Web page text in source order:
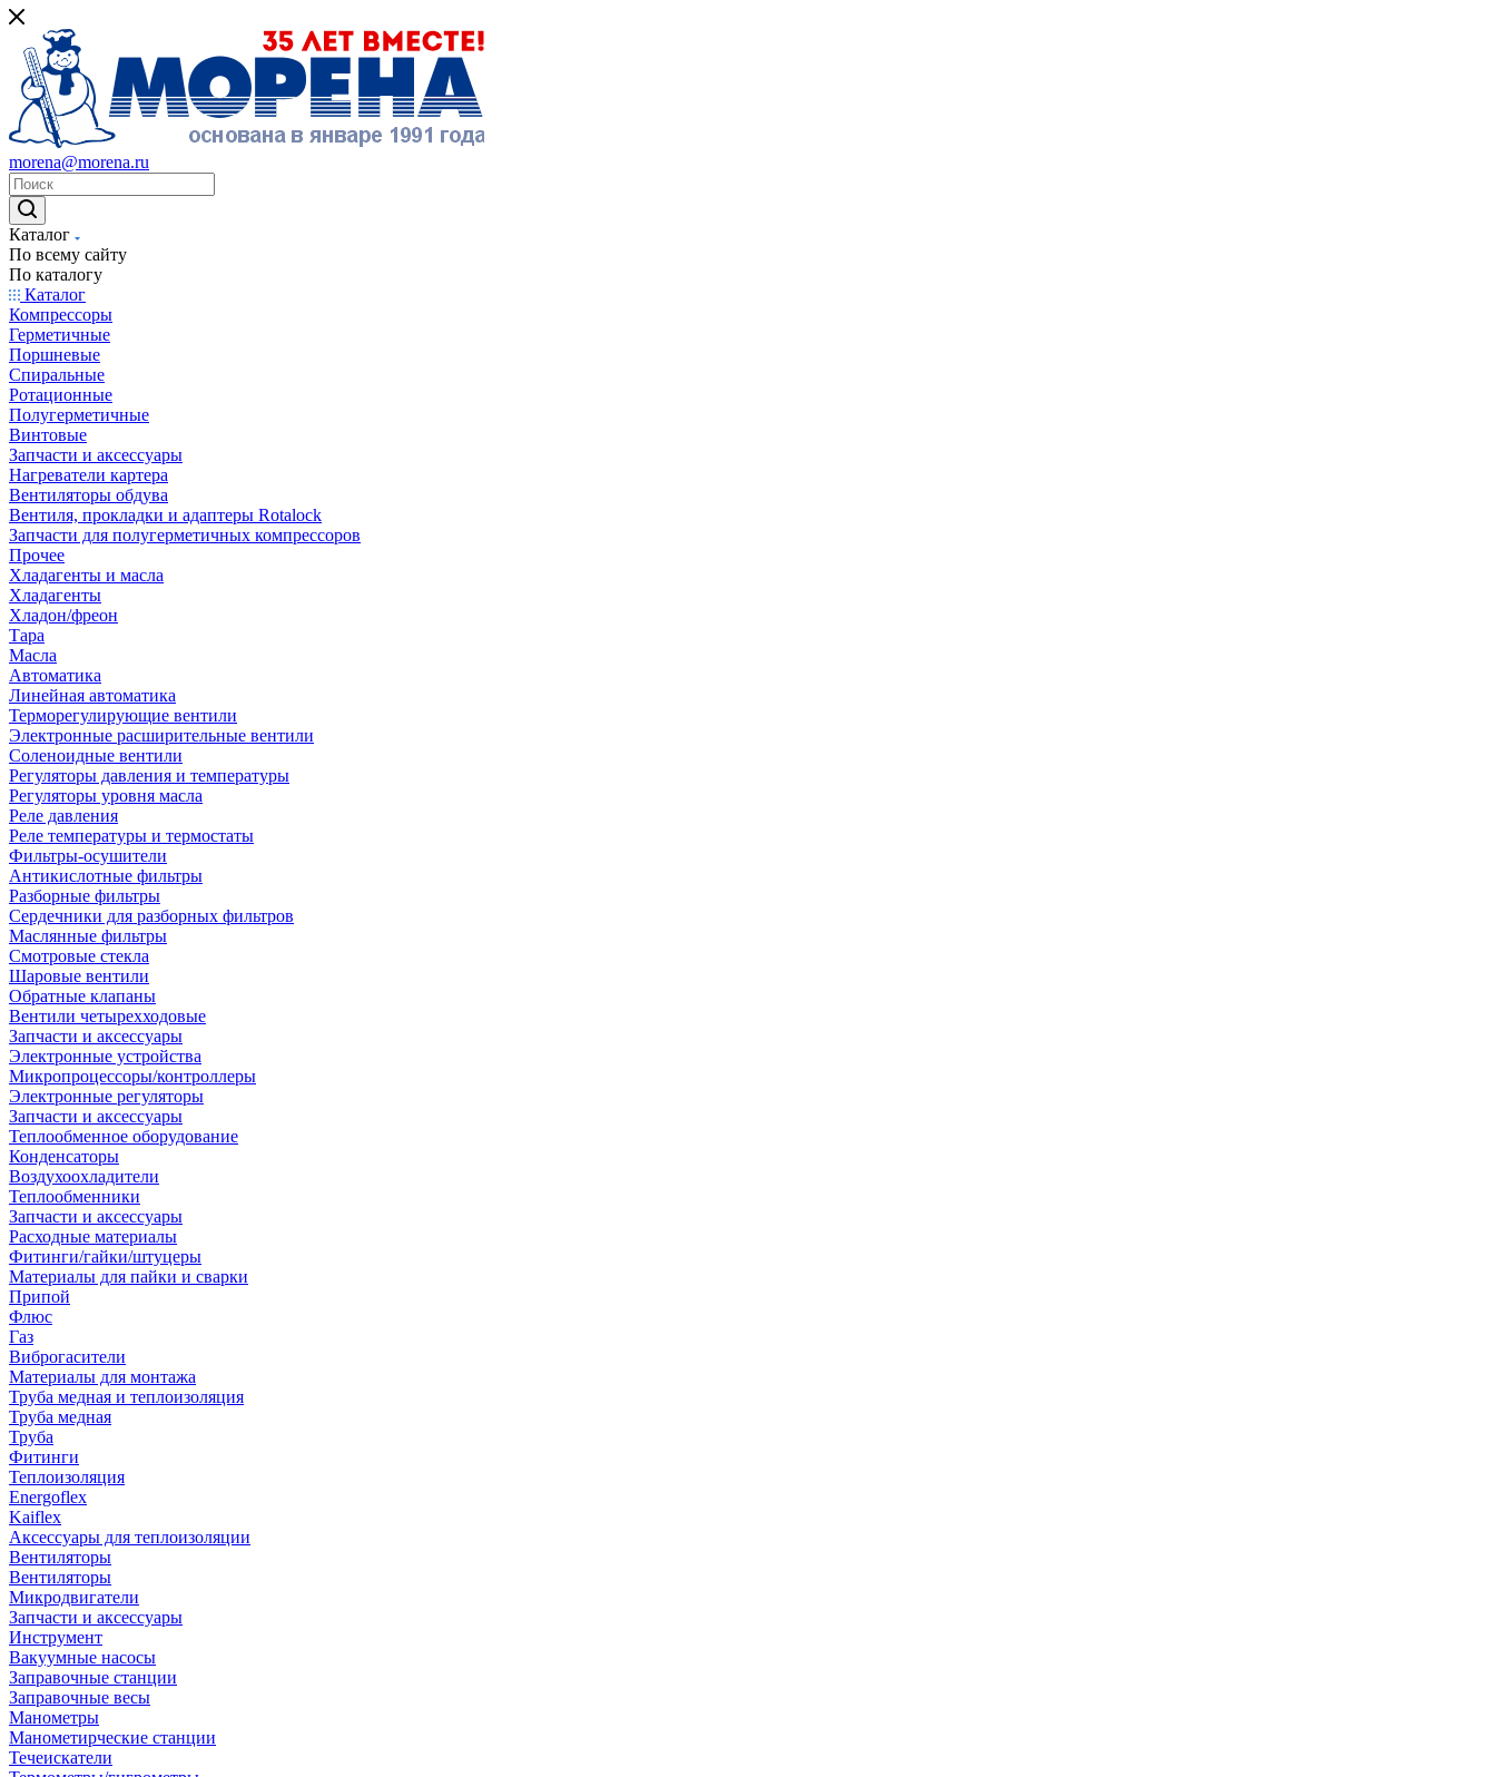
morena@morena.ru
Каталог
По всему сайту
По каталогу
Каталог
Компрессоры
Герметичные
Поршневые
Спиральные
Ротационные
Полугерметичные
Винтовые
Запчасти и аксессуары
Нагреватели картера
Вентиляторы обдува
Вентиля, прокладки и адаптеры Rotalock
Запчасти для полугерметичных компрессоров
Прочее
Хладагенты и масла
Хладагенты
Хладон/фреон
Тара
Масла
Автоматика
Линейная автоматика
Терморегулирующие вентили
Электронные расширительные вентили
Соленоидные вентили
Регуляторы давления и температуры
Регуляторы уровня масла
Реле давления
Реле температуры и термостаты
Фильтры-осушители
Антикислотные фильтры
Разборные фильтры
Сердечники для разборных фильтров
Маслянные фильтры
Смотровые стекла
Шаровые вентили
Обратные клапаны
Вентили четырехходовые
Запчасти и аксессуары
Электронные устройства
Микропроцессоры/контроллеры
Электронные регуляторы
Запчасти и аксессуары
Теплообменное оборудование
Конденсаторы
Воздухоохладители
Теплообменники
Запчасти и аксессуары
Расходные материалы
Фитинги/гайки/штуцеры
Материалы для пайки и сварки
Припой
Флюс
Газ
Виброгасители
Материалы для монтажа
Труба медная и теплоизоляция
Труба медная
Труба
Фитинги
Теплоизоляция
Energoflex
Kaiflex
Аксессуары для теплоизоляции
Вентиляторы
Вентиляторы
Микродвигатели
Запчасти и аксессуары
Инструмент
Вакуумные насосы
Заправочные станции
Заправочные весы
Манометры
Манометирческие станции
Течеискатели